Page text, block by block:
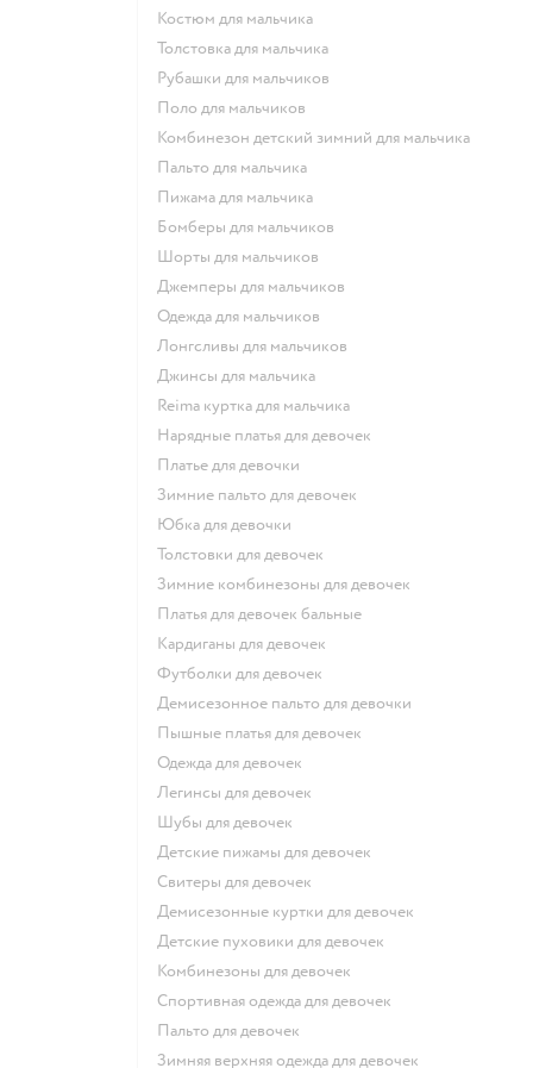
Костюм для мальчика
Толстовка для мальчика
Рубашки для мальчиков
Поло для мальчиков
Комбинезон детский зимний для мальчика
Пальто для мальчика
Пижама для мальчика
Бомберы для мальчиков
Шорты для мальчиков
Джемперы для мальчиков
Одежда для мальчиков
Лонгсливы для мальчиков
Джинсы для мальчика
Reima куртка для мальчика
Нарядные платья для девочек
Платье для девочки
Зимние пальто для девочек
Юбка для девочки
Толстовки для девочек
Зимние комбинезоны для девочек
Платья для девочек бальные
Кардиганы для девочек
Футболки для девочек
Демисезонное пальто для девочки
Пышные платья для девочек
Одежда для девочек
Легинсы для девочек
Шубы для девочек
Детские пижамы для девочек
Свитеры для девочек
Демисезонные куртки для девочек
Детские пуховики для девочек
Комбинезоны для девочек
Спортивная одежда для девочек
Пальто для девочек
Зимняя верхняя одежда для девочек